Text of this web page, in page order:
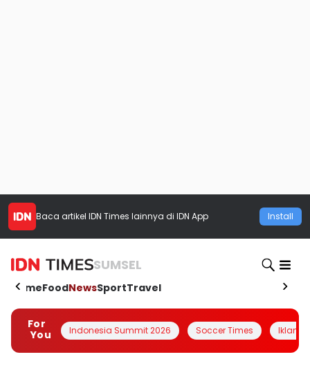
Baca artikel IDN Times lainnya di IDN App Install
SUMSEL
HomeFoodNewsSportTravel
For
You
Indonesia Summit 2026 Soccer Times Iklanin